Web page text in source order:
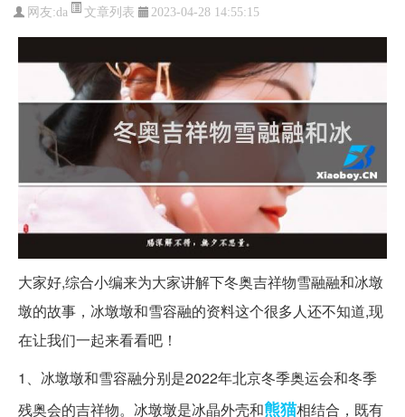
网友:da 文章列表 2023-04-28 14:55:15
大家好,综合小编来为大家讲解下冬奥吉祥物雪融融和冰墩
墩的故事，冰墩墩和雪容融的资料这个很多人还不知道,现
在让我们一起来看看吧！
1、冰墩墩和雪容融分别是2022年北京冬季奥运会和冬季
残奥会的吉祥物。冰墩墩是冰晶外壳和熊猫相结合，既有